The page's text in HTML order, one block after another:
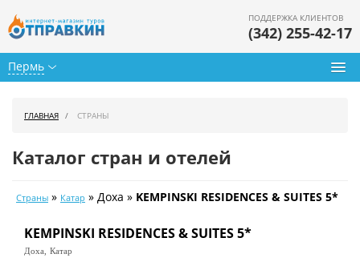
Пермь
ПОДДЕРЖКА КЛИЕНТОВ
(342) 255-42-17
Календарь туров
Цены дня
ГЛАВНАЯ СТРАНЫ
Каталог стран и отелей
Страны » Катар » Доха » KEMPINSKI RESIDENCES & SUITES 5*
KEMPINSKI RESIDENCES & SUITES 5*
Доха, Катар